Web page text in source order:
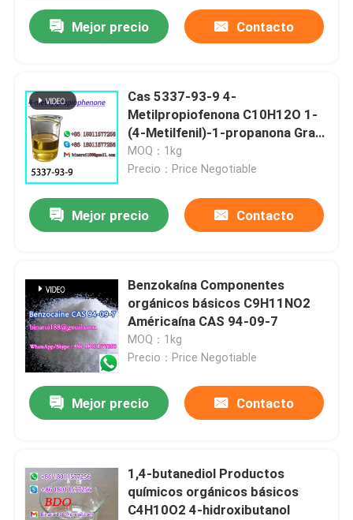
la lista de sustancias químicas
enumeradas en el anexo II debe
enumeradas en el anexo II.
Mejor precio Contacto
Cas 5337-93-9 4-
Metilpropiofenona C10H12O 1-
(4-Metilfenil)-1-propanona Gran
precio
MOQ：1kg
Precio：Price Negotiable
Mejor precio Contacto
Benzokaína Componentes
orgánicos básicos C9H11NO2
Américaína CAS 94-09-7
MOQ：1kg
Precio：Price Negotiable
Mejor precio Contacto
1,4-butanediol Productos
químicos orgánicos básicos
C4H10O2 4-hidroxibutanol